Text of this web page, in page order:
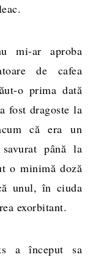
mi-ar aproba
de cafea
o prima dată
fost dragoste la
că era un
până la
o minimă doză
unul, în ciuda
exorbitant.
a început sa